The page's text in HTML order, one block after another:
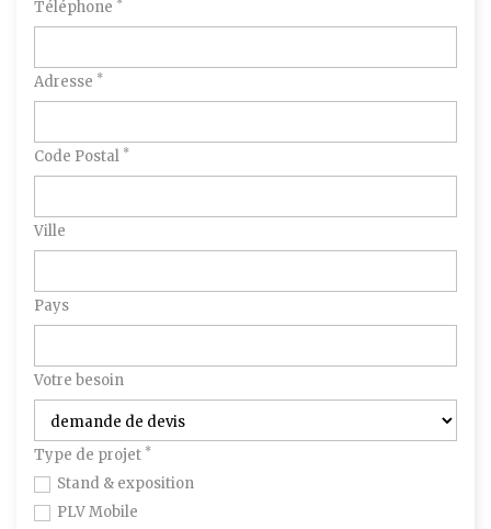
Téléphone *
Adresse *
Code Postal *
Ville
Pays
Votre besoin
Type de projet *
Stand & exposition
PLV Mobile